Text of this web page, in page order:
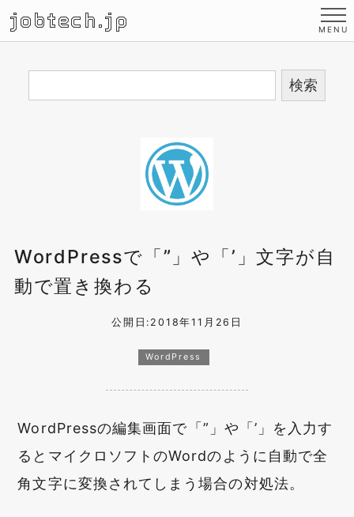
jobtech.jp
WordPressで「”」や「’」文字が自
動で置き換わる
公開日:2018年11月26日
WordPress
WordPressの編集画面で「”」や「’」を入力す
るとマイクロソフトのWordのように自動で全
角文字に変換されてしまう場合の対処法。